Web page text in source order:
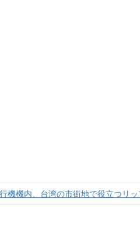
機機内、台湾の市街地で役立つリ